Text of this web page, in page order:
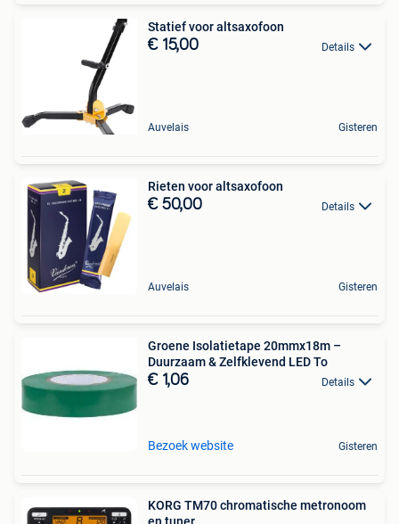
Statief voor altsaxofoon
€ 15,00 Details
Auvelais Gisteren
Rieten voor altsaxofoon
€ 50,00 Details
Auvelais Gisteren
Groene Isolatietape 20mmx18m –
Duurzaam & Zelfklevend LED To
€ 1,06 Details
Bezoek website Gisteren
KORG TM70 chromatische metronoom